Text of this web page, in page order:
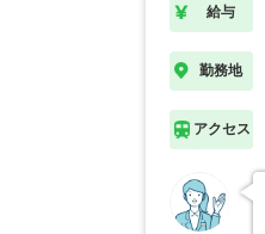
給与
勤務地
アクセス